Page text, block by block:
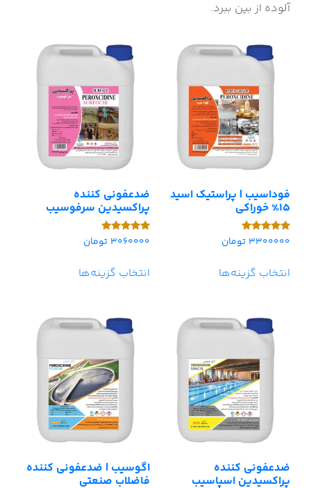
آلوده از بین ببرد.
فوداسیب | پراستیک اسید
15% خوراکی
امتیاز
3300000 تومان
انتخاب گزینه‌ها
ضدعفونی کننده
پراکسیدین سرفوسیب
امتیاز
3060000 تومان
انتخاب گزینه‌ها
ضدعفونی کننده
پراکسیدین اسپاسیب
اگوسیب | ضدعفونی کننده
فاضلاب صنعتی